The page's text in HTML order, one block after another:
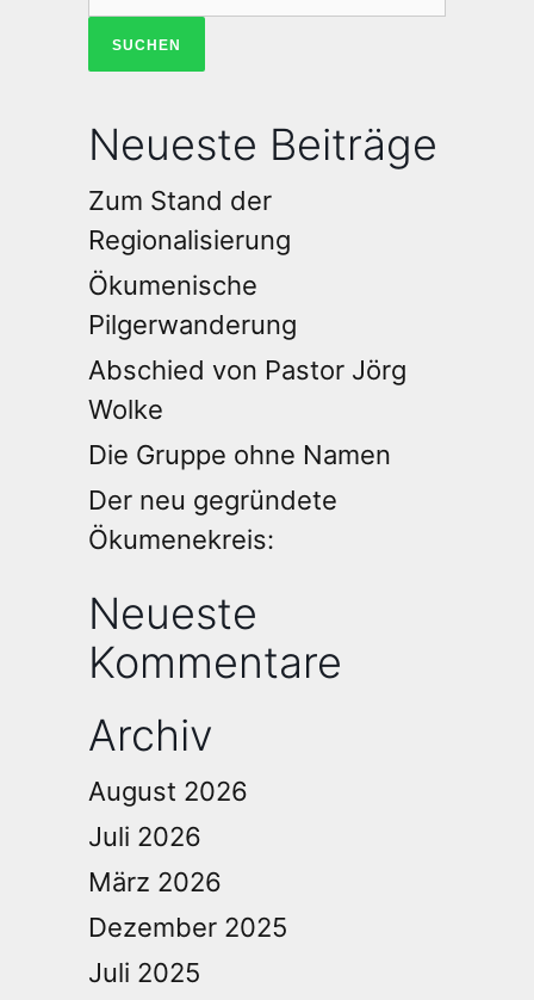
Neueste Beiträge
Zum Stand der
Regionalisierung
Ökumenische
Pilgerwanderung
Abschied von Pastor Jörg
Wolke
Die Gruppe ohne Namen
Der neu gegründete
Ökumenekreis:
Neueste
Kommentare
Archiv
August 2026
Juli 2026
März 2026
Dezember 2025
Juli 2025